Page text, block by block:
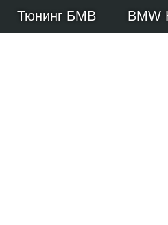
Тюнинг БМВ BMW